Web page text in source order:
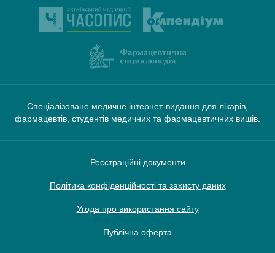
Спеціалізоване медичне інтернет-видання для лікарів,
фармацевтів, студентів медичних та фармацевтичних вишів.
Реєстраційні документи
Політика конфіденційності та захисту даних
Угода про використання сайту
Публічна оферта